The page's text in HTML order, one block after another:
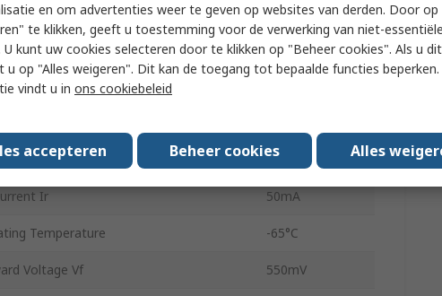
Single
80SQ045N
Forward Surge Current Ifsm 140A
Ir 50mA
Temperature -65°C
Voltage Vf 550mV
en om advertenties weer te geven op websites van derden. Door op
te klikken, geeft u toestemming voor de verwerking van niet-essentiële
U kunt uw cookies selecteren door te klikken op "Beheer cookies". Als u
u op "Alles weigeren". Dit kan de toegang tot bepaalde functies
vindt u in ons cookiebeleid
accepteren Beheer cookies Alles